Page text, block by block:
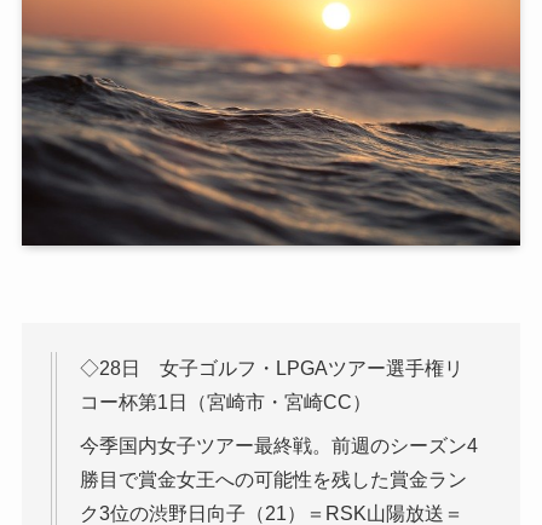
◇28日 女子ゴルフ・LPGAツアー選手権リ
コー杯第1日（宮崎市・宮崎CC）
今季国内女子ツアー最終戦。前週のシーズン4
勝目で賞金女王への可能性を残した賞金ラン
ク3位の渋野日向子（21）＝RSK山陽放送＝